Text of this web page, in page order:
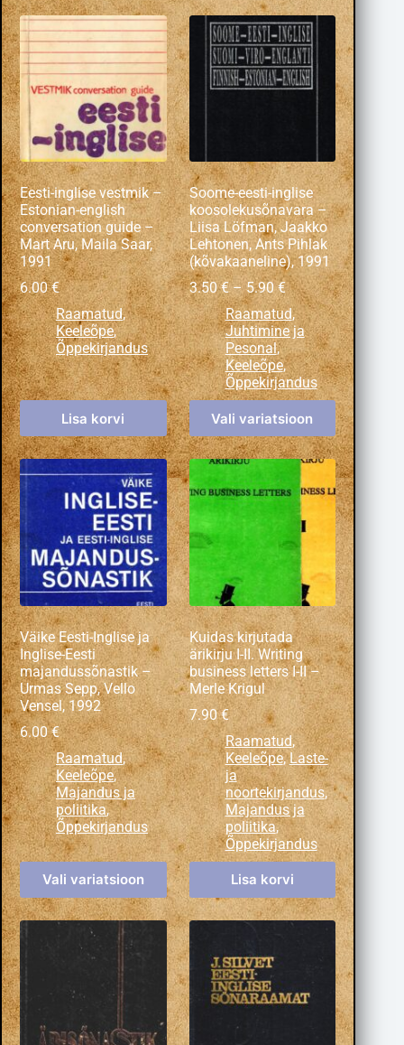
Eesti-inglise vestmik –
Estonian-english
conversation guide –
Mart Aru, Maila Saar,
1991
6.00€
Raamatud,
Keeleõpe,
Õppekirjandus
Lisa korvi
Soome-eesti-inglise
koosolekusõnavara –
Liisa Löfman, Jaakko
Lehtonen, Ants Pihlak
(kõvakaaneline), 1991
3.50€ – 5.90€
Raamatud,
Juhtimine ja
Pesonal,
Keeleõpe,
Õppekirjandus
Vali variatsioon
Väike Eesti-Inglise ja
Inglise-Eesti
majandussõnastik –
Urmas Sepp, Vello
Vensel, 1992
6.00€
Raamatud,
Keeleõpe,
Majandus ja
poliitika,
Õppekirjandus
Vali variatsioon
Kuidas kirjutada
ärikirju I-II. Writing
business letters I-II –
Merle Krigul
7.90€
Raamatud,
Keeleõpe,Laste-
ja
noortekirjandus,
Majandus ja
poliitika,
Õppekirjandus
Lisa korvi